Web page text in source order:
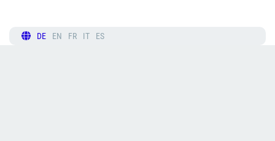
DE EN FR IT ES